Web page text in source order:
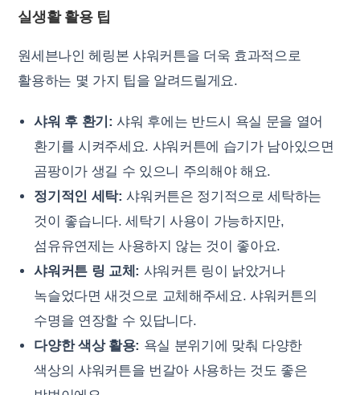
실생활 활용 팁
원세븐나인 헤링본 샤워커튼을 더욱 효과적으로
활용하는 몇 가지 팁을 알려드릴게요.
샤워 후 환기: 샤워 후에는 반드시 욕실 문을 열어
환기를 시켜주세요. 샤워커튼에 습기가 남아있으면
곰팡이가 생길 수 있으니 주의해야 해요.
정기적인 세탁: 샤워커튼은 정기적으로 세탁하는
것이 좋습니다. 세탁기 사용이 가능하지만,
섬유유연제는 사용하지 않는 것이 좋아요.
샤워커튼 링 교체: 샤워커튼 링이 낡았거나
녹슬었다면 새것으로 교체해주세요. 샤워커튼의
수명을 연장할 수 있답니다.
다양한 색상 활용: 욕실 분위기에 맞춰 다양한
색상의 샤워커튼을 번갈아 사용하는 것도 좋은